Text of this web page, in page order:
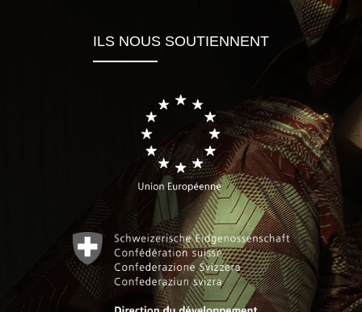
ILS NOUS SOUTIENNENT